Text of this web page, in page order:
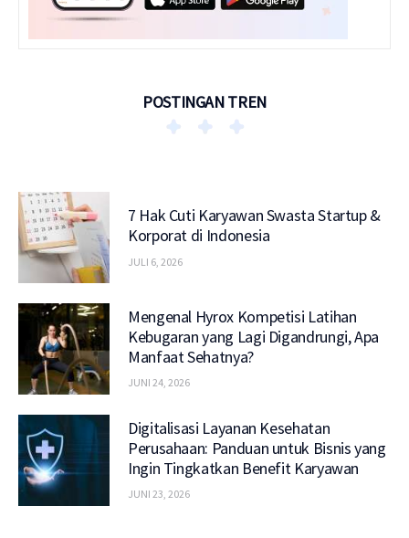
POSTINGAN TREN
7 Hak Cuti Karyawan Swasta Startup &
Korporat di Indonesia
JULI 6, 2026
Mengenal Hyrox Kompetisi Latihan
Kebugaran yang Lagi Digandrungi, Apa
Manfaat Sehatnya?
JUNI 24, 2026
Digitalisasi Layanan Kesehatan
Perusahaan: Panduan untuk Bisnis yang
Ingin Tingkatkan Benefit Karyawan
JUNI 23, 2026